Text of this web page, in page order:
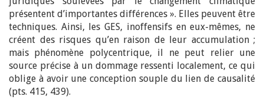
présentent d’importantes différences ». Elles peuvent être
techniques. Ainsi, les GES, inoffensifs en eux-mêmes, ne
créent des risques qu’en raison de leur accumulation ;
mais phénomène polycentrique, il ne peut relier une
source précise à un dommage ressenti localement, ce qui
oblige à avoir une conception souple du lien de causalité
(pts. 415, 439).